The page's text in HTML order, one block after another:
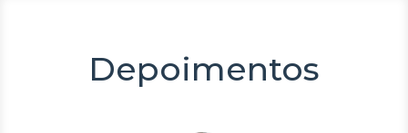
Depoimentos